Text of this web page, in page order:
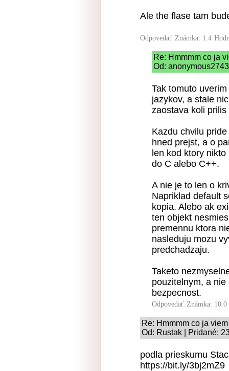
Ale the flase tam
Odpovedať Známka: 1.4
Re: Hmmmm co ja
Od:
Tak tomuto
jazykov, a stale
zaostava koli
Kazdu chvilu
hned prejst, a o
len kod ktory
do C alebo C++.
A nie je to len o
Napriklad default
kopia. Alebo ak
ten objekt
premennu ktora
nasleduju mozu
predchadzaju.
Taketo
pouzitelnym, a
bezpecnost.
Odpovedať Známka: 10.0
Re: Hmmmm co ja viem
Od: Rustak | Pridané:
podla prieskumu
https://bit.ly/3bj2mZ9